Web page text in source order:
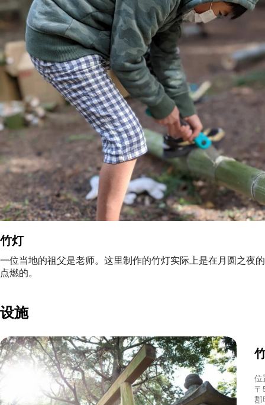
竹灯
一位当地的祖父是老师。这里制作的竹灯实际上是在月圆之夜
点燃的。
设施
位
郡